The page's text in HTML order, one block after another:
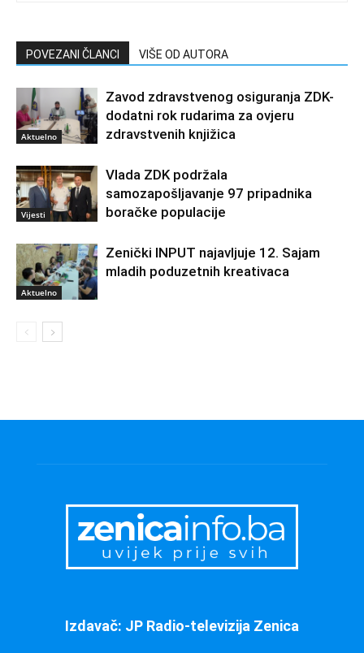
POVEZANI ČLANCI VIŠE OD AUTORA
Aktuelno
Zavod zdravstvenog osiguranja ZDK-
dodatni rok rudarima za ovjeru
zdravstvenih knjižica
Vijesti
Vlada ZDK podržala
samozapošljavanje 97 pripadnika
boračke populacije
Aktuelno
Zenički INPUT najavljuje 12. Sajam
mladih poduzetnih kreativaca
Izdavač: JP Radio-televizija Zenica